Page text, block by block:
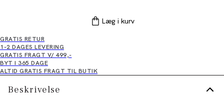
Læg i kurv
GRATIS RETUR
1-2 DAGES LEVERING
GRATIS FRAGT V/ 499,-
BYT I 365 DAGE
ALTID GRATIS FRAGT TIL BUTIK
Beskrivelse